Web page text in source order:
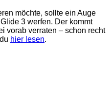
möchte, sollte ein Auge
3 werfen. Der kommt
vorab verraten – schon recht
hier lesen.